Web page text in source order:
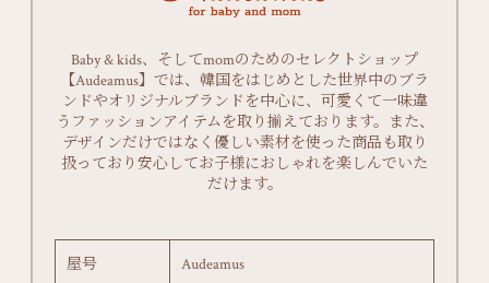
Baby & kids、そしてmomのためのセレクトショップ
【Audeamus】では、韓国をはじめとした世界中のブラ
ンドやオリジナルブランドを中心に、可愛くて一味違
うファッションアイテムを取り揃えております。また、
デザインだけではなく優しい素材を使った商品も取り
扱っており安心してお子様におしゃれを楽しんでいた
だけます。
屋号 Audeamus